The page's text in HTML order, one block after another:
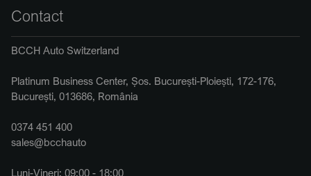
Contact
BCCH Auto Switzerland
Platinum Business Center, Șos. București-Ploiești, 172-176,
București, 013686, România
0374 451 400
sales@bcchauto
Luni-Vineri: 09:00 - 18:00